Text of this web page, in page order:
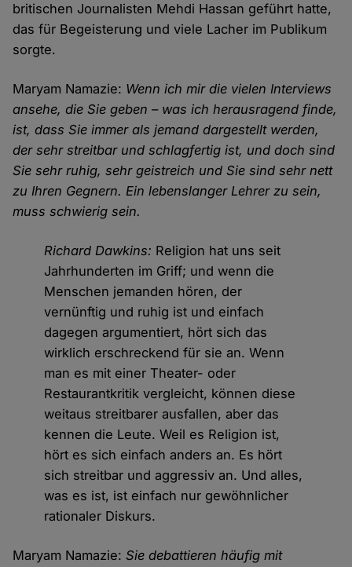
britischen Journalisten Mehdi Hassan geführt hatte,
das für Begeisterung und viele Lacher im Publikum
sorgte.
Maryam Namazie: Wenn ich mir die vielen Interviews
ansehe, die Sie geben – was ich herausragend finde,
ist, dass Sie immer als jemand dargestellt werden,
der sehr streitbar und schlagfertig ist, und doch sind
Sie sehr ruhig, sehr geistreich und Sie sind sehr nett
zu Ihren Gegnern. Ein lebenslanger Lehrer zu sein,
muss schwierig sein.
Richard Dawkins: Religion hat uns seit
Jahrhunderten im Griff; und wenn die
Menschen jemanden hören, der
vernünftig und ruhig ist und einfach
dagegen argumentiert, hört sich das
wirklich erschreckend für sie an. Wenn
man es mit einer Theater- oder
Restaurantkritik vergleicht, können diese
weitaus streitbarer ausfallen, aber das
kennen die Leute. Weil es Religion ist,
hört es sich einfach anders an. Es hört
sich streitbar und aggressiv an. Und alles,
was es ist, ist einfach nur gewöhnlicher
rationaler Diskurs.
Maryam Namazie:Sie debattieren häufig mit